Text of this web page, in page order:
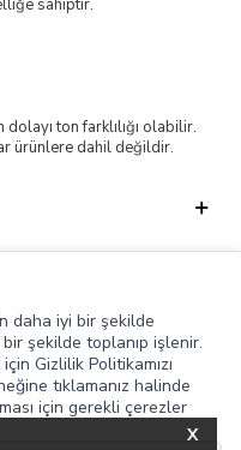
X
sahiptir.
ton farklılığı olabilir.
ürünlere dahil değildir.
daha iyi bir şekilde
bir şekilde toplanıp işlenir.
Gizlilik Politikamızı
tıklamanız halinde
için gerekli çerezler